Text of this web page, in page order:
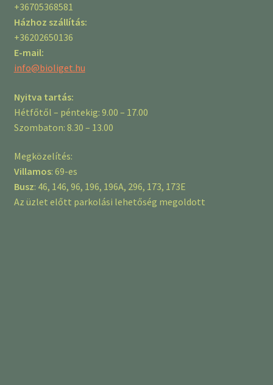
+36705368581
Házhoz szállítás:
+36202650136
E-mail:
info@bioliget.hu
Nyitva tartás:
Hétfőtől – péntekig: 9.00 – 17.00
Szombaton: 8.30 – 13.00
Megközelítés:
Villamos: 69-es
Busz: 46, 146, 96, 196, 196A, 296, 173, 173E
Az üzlet előtt parkolási lehetőség megoldott